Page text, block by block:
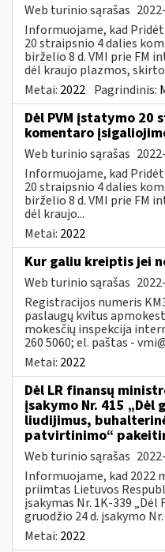
Web turinio sąrašas
Informuojame, kad
20 straipsnio 4 dalies
birželio 8 d. VMI prie FM
dėl kraujo plazmos,
Metai: 2022 Pagrindinis:
Dėl PVM įstatymo 20
komentaro
Web turinio sąrašas
Informuojame, kad
20 straipsnio 4 dalies
birželio 8 d. VMI prie FM
dėl kraujo...
Metai: 2022
Kur galiu kreiptis jei
Web turinio sąrašas
Registracijos numeris
paslaugų kvitus
mokesčių inspekcija
260 5060; el. paštas -
Metai: 2022
Dėl LR finansų
įsakymo Nr. 415
liudijimus,
patvirtinimo“
Web turinio sąrašas
Informuojame, kad 2022
priimtas Lietuvos
įsakymas Nr. 1K-339
gruodžio 24 d. įsakymo
Metai: 2022